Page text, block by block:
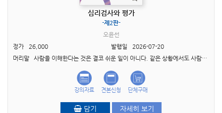
심리검사와 평가
-제2판-
오윤선
정가
26,000 발행일
2026-07-20
머리말 사람을 이해한다는 것은 결코 쉬운 일이 아니다. 같은 상황에서도 사람마다 생각하고 느 끼고 행동하는 방식은 서로 다르며, 때로는 자기 자신조차 제대로 이해하지 못한 채 살아가기도 ..
강의자료 견본신청 단체구매
담기 자세히 보기